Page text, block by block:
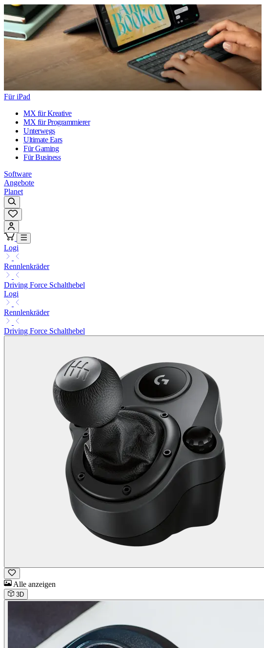
Für iPad
MX für Kreative
MX für Programmierer
Unterwegs
Ultimate Ears
Für Gaming
Für Business
Software
Angebote
Planet
Logi
Rennlenkräder
Driving Force Schalthebel
Logi
Rennlenkräder
Driving Force Schalthebel
Alle anzeigen
3D